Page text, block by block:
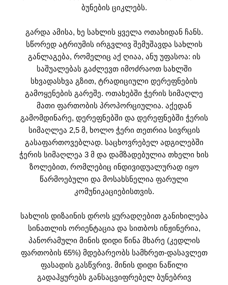
ბუნების ციკლებს.
გარდა ამისა, ხე სახლის ყველა ოთახიდან ჩანს.
სწორედ ატრიუმის ირგვლივ შემუშავდა სახლის
განლაგება, რომელიც აქ ღიაა, ანუ უფასოა: ის
საშუალებას გაძლევთ იმოძრაოთ სახლში
სხვადასხვა გზით, ტრადიციული დერეფნების
გამოყენების გარეშე. ოთახებში ჭერის სიმაღლე
მათი ფართობის პროპორციულია. აქედან
გამომდინარე, დერეფნებში და დერეფნებში ჭერის
სიმაღლეა 2,5 მ, ხოლო ჭერი თეთრია სივრცის
გასაფართოვებლად. საცხოვრებელ ადგილებში
ჭერის სიმაღლეა 3 მ და დამზადებულია თხელი ხის
ზოლებით, რომლებიც ინდივიდუალურად იყო
წარმოებული და მოსახსნელია ფარული
კომუნიკაციებისთვის.
სახლის დიზაინის დროს ყურადღებით განიხილება
სინათლის ორიენტაცია და სითბოს ინჟინერია,
პანორამული მინის დიდი წინა მხარე (კედლის
ფართობის 65%) მდებარეობს სამხრეთ-დასავლეთ
ფასადის გასწვრივ. მინის დიდი ნაწილი
გადაჰყურებს განსაცვიფრებელ ბუნებრივ